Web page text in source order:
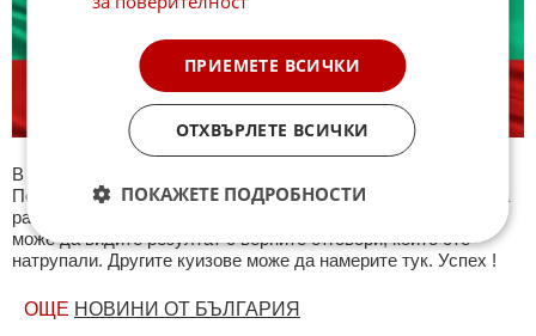
В секция България ще намерите тематична Куиз рубрика.
Периодично се публикува специализиран куиз с въпроси на
различна национална тематика. След края на всеки тест
може да видите резултат с верните отговори, които сте
натрупали. Другите куизове може да намерите тук. Успех !
ОЩЕ НОВИНИ ОТ БЪЛГАРИЯ
ПРИЕМЕТЕ ВСИЧКИ
ОТХВЪРЛЕТЕ ВСИЧКИ
ПОКАЖЕТЕ ПОДРОБНОСТИ